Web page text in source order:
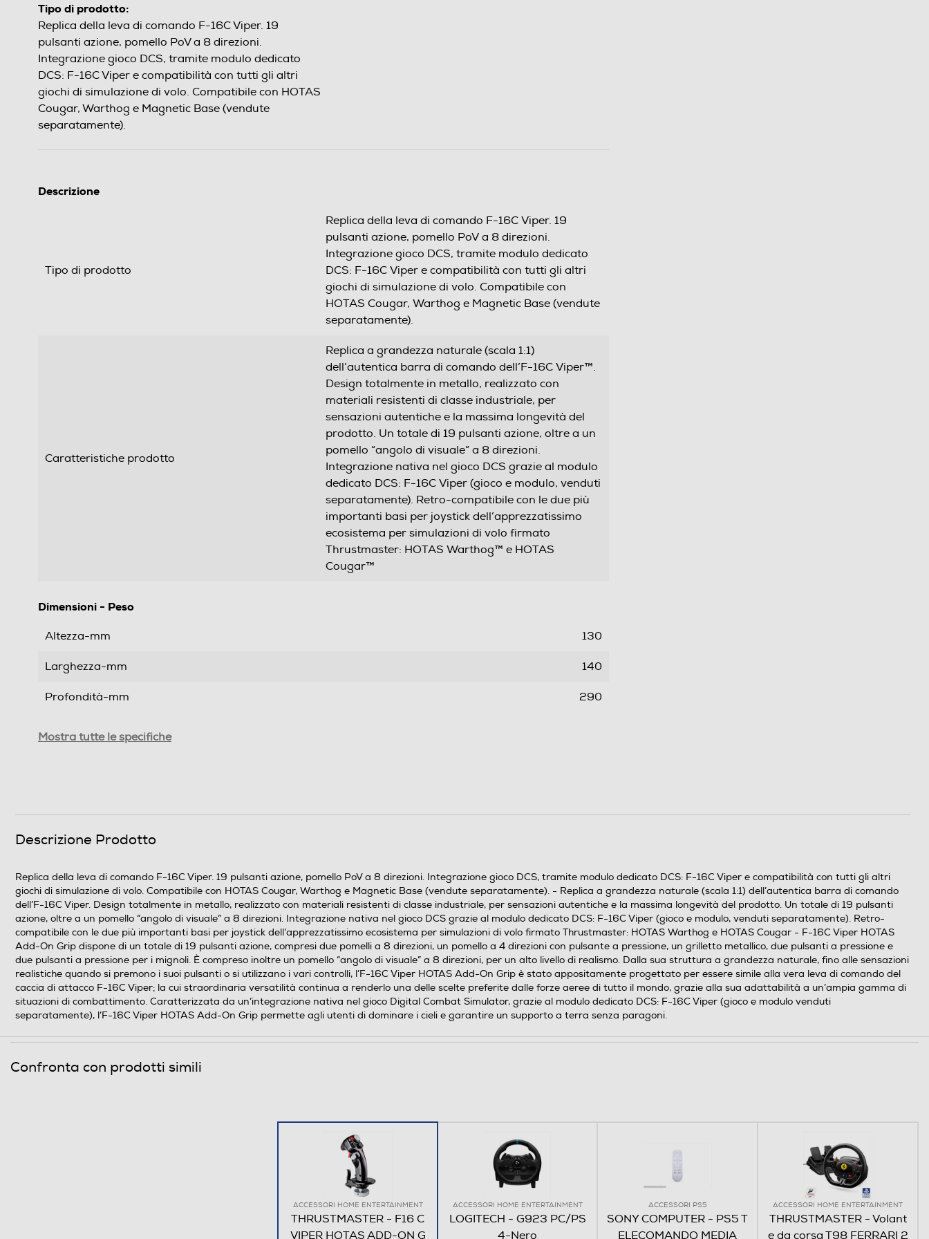
Tipo di prodotto:
Replica della leva di comando F-16C Viper. 19
pulsanti azione, pomello PoV a 8 direzioni.
Integrazione gioco DCS, tramite modulo dedicato
DCS: F-16C Viper e compatibilità con tutti gli altri
giochi di simulazione di volo. Compatibile con HOTAS
Cougar, Warthog e Magnetic Base (vendute
separatamente).
Descrizione
Tipo di prodotto
Replica della leva di comando F-16C Viper. 19
pulsanti azione, pomello PoV a 8 direzioni.
Integrazione gioco DCS, tramite modulo dedicato
DCS: F-16C Viper e compatibilità con tutti gli altri
giochi di simulazione di volo. Compatibile con
HOTAS Cougar, Warthog e Magnetic Base (vendute
separatamente).
Caratteristiche prodotto
Replica a grandezza naturale (scala 1:1)
dell’autentica barra di comando dell’F-16C Viper™.
Design totalmente in metallo, realizzato con
materiali resistenti di classe industriale, per
sensazioni autentiche e la massima longevità del
prodotto. Un totale di 19 pulsanti azione, oltre a un
pomello “angolo di visuale” a 8 direzioni.
Integrazione nativa nel gioco DCS grazie al modulo
dedicato DCS: F-16C Viper (gioco e modulo, venduti
separatamente). Retro-compatibile con le due più
importanti basi per joystick dell’apprezzatissimo
ecosistema per simulazioni di volo firmato
Thrustmaster: HOTAS Warthog™ e HOTAS
Cougar™
Dimensioni - Peso
Altezza-mm 130
Larghezza-mm 140
Profondità-mm 290
Mostra tutte le specifiche
Descrizione Prodotto
Replica della leva di comando F-16C Viper. 19 pulsanti azione, pomello PoV a 8 direzioni. Integrazione gioco DCS, tramite modulo dedicato DCS: F-16C Viper e compatibilità con tutti gli altri
giochi di simulazione di volo. Compatibile con HOTAS Cougar, Warthog e Magnetic Base (vendute separatamente). - Replica a grandezza naturale (scala 1:1) dell’autentica barra di comando
dell’F-16C Viper. Design totalmente in metallo, realizzato con materiali resistenti di classe industriale, per sensazioni autentiche e la massima longevità del prodotto. Un totale di 19 pulsanti
azione, oltre a un pomello “angolo di visuale” a 8 direzioni. Integrazione nativa nel gioco DCS grazie al modulo dedicato DCS: F-16C Viper (gioco e modulo, venduti separatamente). Retro-
compatibile con le due più importanti basi per joystick dell’apprezzatissimo ecosistema per simulazioni di volo firmato Thrustmaster: HOTAS Warthog e HOTAS Cougar - F-16C Viper HOTAS
Add-On Grip dispone di un totale di 19 pulsanti azione, compresi due pomelli a 8 direzioni, un pomello a 4 direzioni con pulsante a pressione, un grilletto metallico, due pulsanti a pressione e
due pulsanti a pressione per i mignoli. È compreso inoltre un pomello “angolo di visuale” a 8 direzioni, per un alto livello di realismo. Dalla sua struttura a grandezza naturale, fino alle sensazioni
realistiche quando si premono i suoi pulsanti o si utilizzano i vari controlli, l’F-16C Viper HOTAS Add-On Grip è stato appositamente progettato per essere simile alla vera leva di comando del
caccia di attacco F-16C Viper; la cui straordinaria versatilità continua a renderlo una delle scelte preferite dalle forze aeree di tutto il mondo, grazie alla sua adattabilità a un’ampia gamma di
situazioni di combattimento. Caratterizzata da un’integrazione nativa nel gioco Digital Combat Simulator, grazie al modulo dedicato DCS: F-16C Viper (gioco e modulo venduti
separatamente), l’F-16C Viper HOTAS Add-On Grip permette agli utenti di dominare i cieli e garantire un supporto a terra senza paragoni.
Confronta con prodotti simili
ACCESSORI HOME ENTERTAINMENT
THRUSTMASTER - F16 C
VIPER HOTAS ADD-ON G
ACCESSORI HOME ENTERTAINMENT
LOGITECH - G923 PC/PS
4-Nero
ACCESSORI PS5
SONY COMPUTER - PS5 T
ELECOMANDO MEDIA
ACCESSORI HOME ENTERTAINMENT
THRUSTMASTER - Volant
e da corsa T98 FERRARI 2